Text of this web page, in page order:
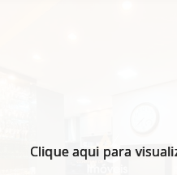
Clique aqui para